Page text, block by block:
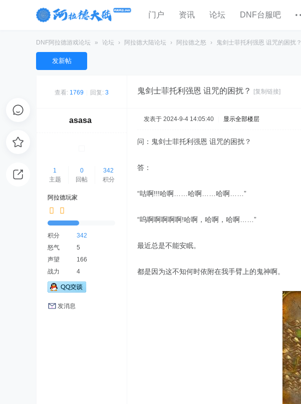
门户 资讯 论坛 DNF台服吧
DNF阿拉德游戏论坛 » 论坛 › 阿拉德大陆论坛 › 阿拉德之怒 › 鬼剑士菲托利强恩 诅咒的困扰？
发新帖
查看: 1769 回复: 3 鬼剑士菲托利强恩 诅咒的困扰？ [复制链接]
asasa
1
主题
0
回帖
342
积分
阿拉德玩家
积分
342
怒气
5
声望
166
战力
4
发消息
发表于 2024-9-4 14:05:40 显示全部楼层
问：鬼剑士菲托利强恩 诅咒的困扰？
答：
“咕啊!!!哈啊……哈啊……哈啊……”
“呜啊啊啊啊啊!哈啊，哈啊，哈啊……”
最近总是不能安眠。
都是因为这不知何时依附在我手臂上的鬼神啊。